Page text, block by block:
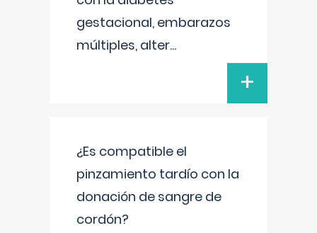
gestacional, embarazos
múltiples, alter...
+
¿Es compatible el
pinzamiento tardío con la
donación de sangre de
cordón?